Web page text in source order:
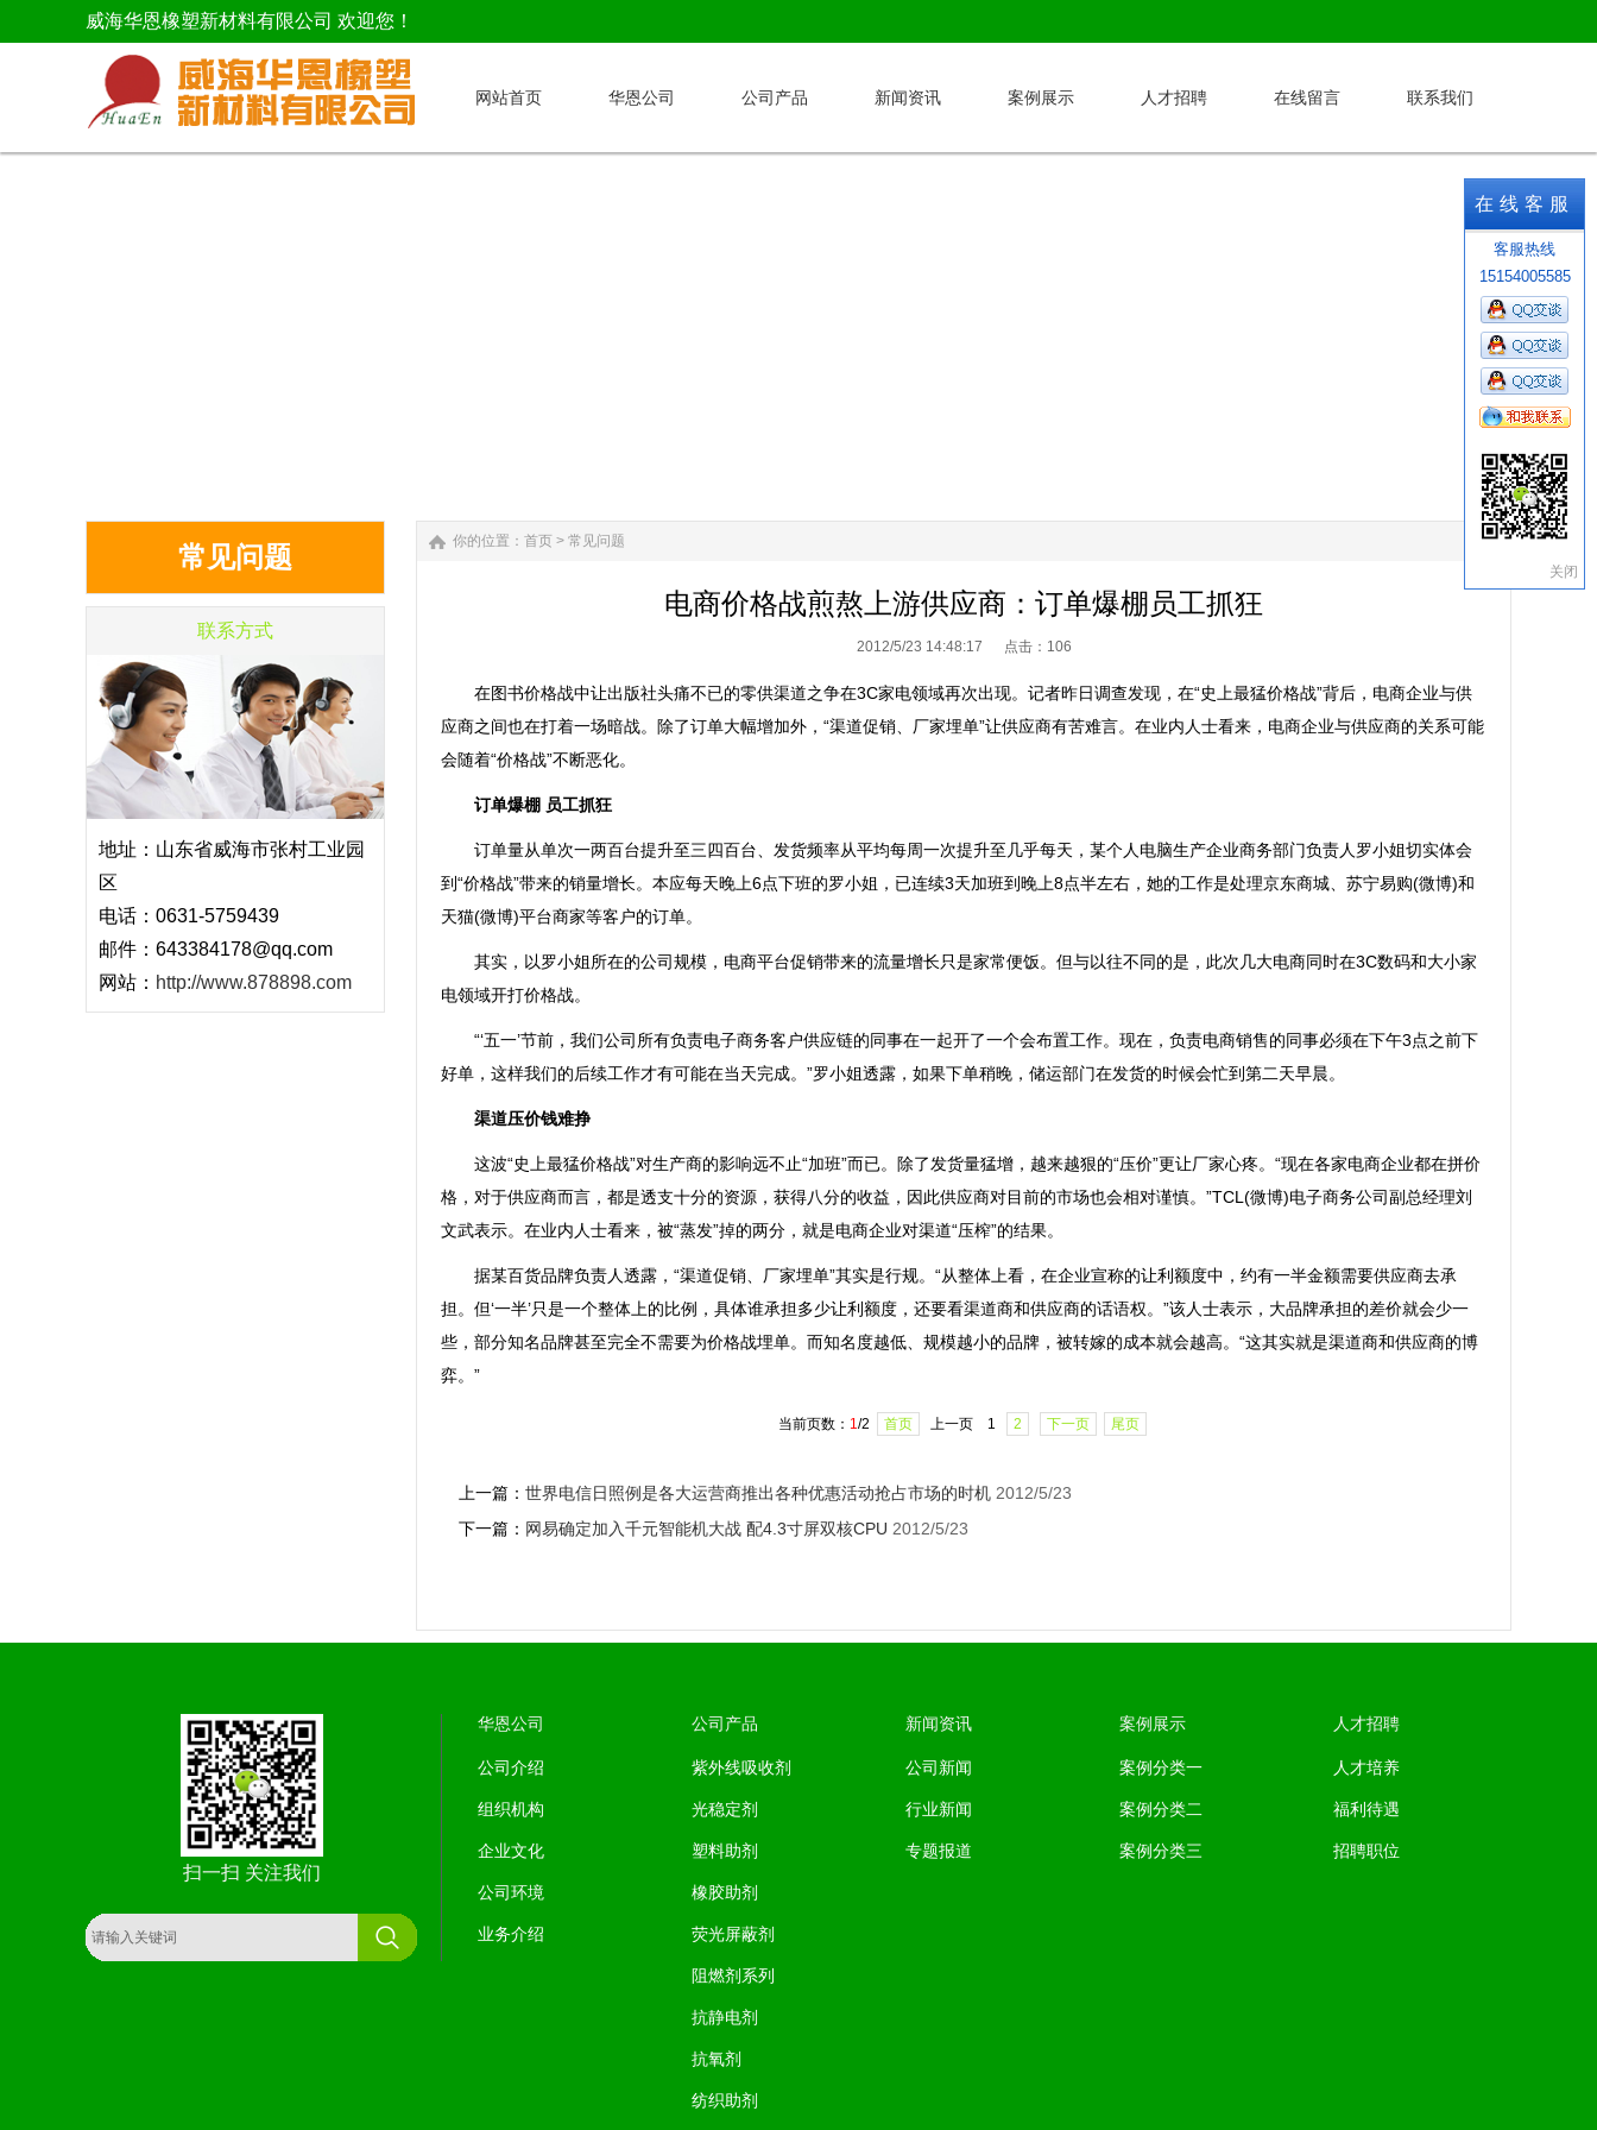
威海华恩橡塑新材料有限公司 欢迎您！
网站首页 华恩公司 公司产品 新闻资讯 案例展示 人才招聘 在线留言 联系我们
常见问题
联系方式
地址：山东省威海市张村工业园
区
电话：0631-5759439
邮件：643384178@qq.com
网站： http://www.878898.com
你的位置： 首页 > 常见问题
电商价格战煎熬上游供应商：订单爆棚员工抓狂
2012/5/23 14:48:17 点击： 106
在图书价格战中让出版社头痛不已的零供渠道之争在3C家电领域再次出现。记者昨日调查发现，在“史上最猛价格战”背后，电商企业与供
应商之间也在打着一场暗战。除了订单大幅增加外，“渠道促销、厂家埋单”让供应商有苦难言。在业内人士看来，电商企业与供应商的关系可能
会随着“价格战”不断恶化。
订单爆棚 员工抓狂
订单量从单次一两百台提升至三四百台、发货频率从平均每周一次提升至几乎每天，某个人电脑生产企业商务部门负责人罗小姐切实体会
到“价格战”带来的销量增长。本应每天晚上6点下班的罗小姐，已连续3天加班到晚上8点半左右，她的工作是处理京东商城、苏宁易购(微博)和
天猫(微博)平台商家等客户的订单。
其实，以罗小姐所在的公司规模，电商平台促销带来的流量增长只是家常便饭。但与以往不同的是，此次几大电商同时在3C数码和大小家
电领域开打价格战。
“‘五一’节前，我们公司所有负责电子商务客户供应链的同事在一起开了一个会布置工作。现在，负责电商销售的同事必须在下午3点之前下
好单，这样我们的后续工作才有可能在当天完成。”罗小姐透露，如果下单稍晚，储运部门在发货的时候会忙到第二天早晨。
渠道压价钱难挣
这波“史上最猛价格战”对生产商的影响远不止“加班”而已。除了发货量猛增，越来越狠的“压价”更让厂家心疼。“现在各家电商企业都在拼价
格，对于供应商而言，都是透支十分的资源，获得八分的收益，因此供应商对目前的市场也会相对谨慎。”TCL(微博)电子商务公司副总经理刘
文武表示。在业内人士看来，被“蒸发”掉的两分，就是电商企业对渠道“压榨”的结果。
据某百货品牌负责人透露，“渠道促销、厂家埋单”其实是行规。“从整体上看，在企业宣称的让利额度中，约有一半金额需要供应商去承
担。但‘一半’只是一个整体上的比例，具体谁承担多少让利额度，还要看渠道商和供应商的话语权。”该人士表示，大品牌承担的差价就会少一
些，部分知名品牌甚至完全不需要为价格战埋单。而知名度越低、规模越小的品牌，被转嫁的成本就会越高。“这其实就是渠道商和供应商的博
弈。”
当前页数： 1/2 首页 上一页 1 2 下一页 尾页
上一篇： 世界电信日照例是各大运营商推出各种优惠活动抢占市场的时机 2012/5/23
下一篇： 网易确定加入千元智能机大战 配4.3寸屏双核CPU 2012/5/23
扫一扫 关注我们
华恩公司
公司介绍
组织机构
企业文化
公司环境
业务介绍
公司产品
紫外线吸收剂
光稳定剂
塑料助剂
橡胶助剂
荧光屏蔽剂
阻燃剂系列
抗静电剂
抗氧剂
纺织助剂
新闻资讯
公司新闻
行业新闻
专题报道
案例展示
案例分类一
案例分类二
案例分类三
人才招聘
人才培养
福利待遇
招聘职位
在线客服
客服热线
15154005585
关闭